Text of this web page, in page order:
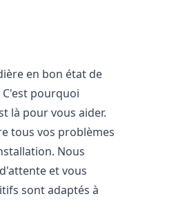
en bon état de
pourquoi
là pour vous aider.
tous vos problèmes
Nous
et vous
sont adaptés à